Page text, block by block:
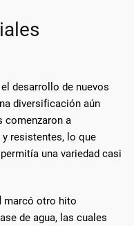
desarrollo de nuevos
diversificación aún
comenzaron a
resistentes, lo que
una variedad casi
marcó otro hito
de agua, las cuales